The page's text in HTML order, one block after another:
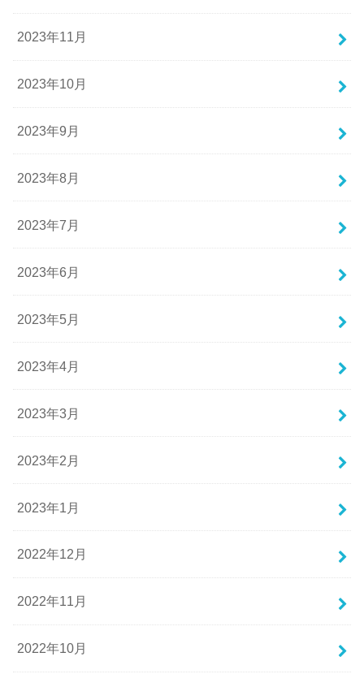
2023年11月
2023年10月
2023年9月
2023年8月
2023年7月
2023年6月
2023年5月
2023年4月
2023年3月
2023年2月
2023年1月
2022年12月
2022年11月
2022年10月